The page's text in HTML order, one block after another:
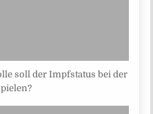
soll der Impfstatus bei der